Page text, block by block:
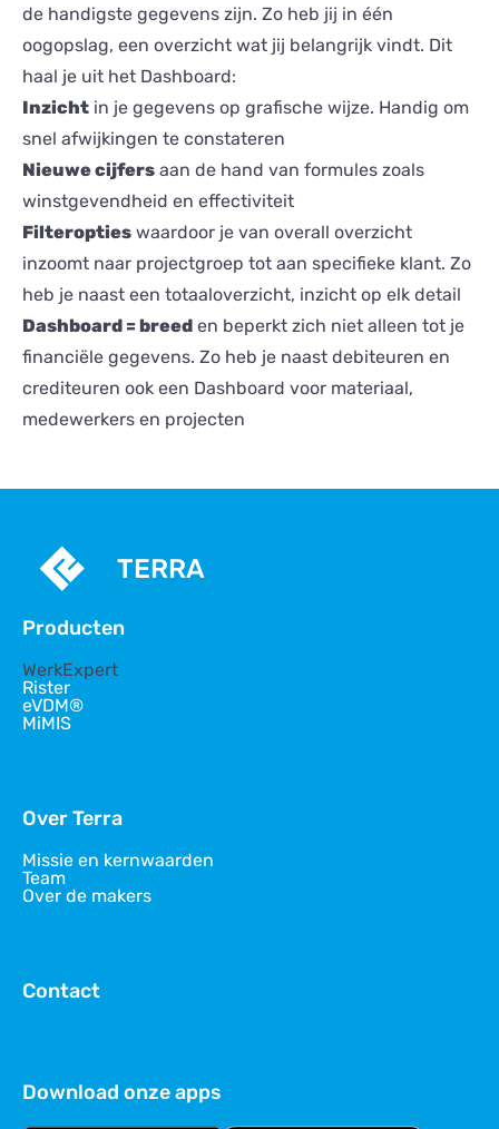
de handigste gegevens zijn. Zo heb jij in één
oogopslag, een overzicht wat jij belangrijk vindt. Dit
haal je uit het Dashboard:
Inzicht in je gegevens op grafische wijze. Handig om
snel afwijkingen te constateren
Nieuwe cijfers aan de hand van formules zoals
winstgevendheid en effectiviteit
Filteropties waardoor je van overall overzicht
inzoomt naar projectgroep tot aan specifieke klant. Zo
heb je naast een totaaloverzicht, inzicht op elk detail
Dashboard = breed en beperkt zich niet alleen tot je
financiële gegevens. Zo heb je naast debiteuren en
crediteuren ook een Dashboard voor materiaal,
medewerkers en projecten
TERRA
Producten
WerkExpert
Rister
eVDM®
MiMIS
Over Terra
Missie en kernwaarden
Team
Over de makers
Contact
Download onze apps